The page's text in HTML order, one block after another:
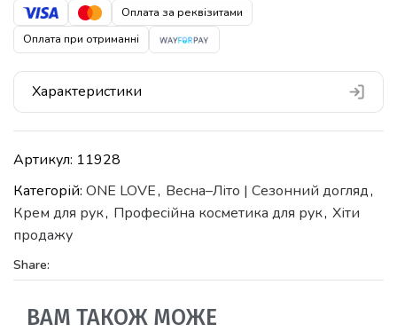
Оплата за реквізитами
Оплата при отриманні
Характеристики
Артикул: 11928
Категорій: ONE LOVE, Весна–Літо | Сезонний догляд,
Крем для рук, Професійна косметика для рук, Хіти
продажу
Share:
ВАМ ТАКОЖ МОЖЕ